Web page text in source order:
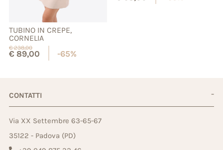
TUBINO IN CREPE,
CORNELIA
€238,00
€89,00 -65%
CONTATTI
Via XX Settembre 63-65-67
35122 - Padova (PD)